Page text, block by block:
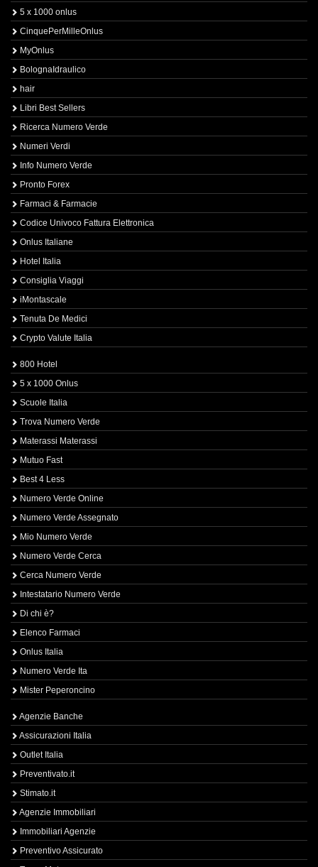
5 x 1000 onlus
CinquePerMilleOnlus
MyOnlus
BolognaIdraulico
hair
Libri Best Sellers
Ricerca Numero Verde
Numeri Verdi
Info Numero Verde
Pronto Forex
Farmaci & Farmacie
Codice Univoco Fattura Elettronica
Onlus Italiane
Hotel Italia
Consiglia Viaggi
iMontascale
Tenuta De Medici
Crypto Valute Italia
800 Hotel
5 x 1000 Onlus
Scuole Italia
Trova Numero Verde
Materassi Materassi
Mutuo Fast
Best 4 Less
Numero Verde Online
Numero Verde Assegnato
Mio Numero Verde
Numero Verde Cerca
Cerca Numero Verde
Intestatario Numero Verde
Di chi è?
Elenco Farmaci
Onlus Italia
Numero Verde Ita
Mister Peperoncino
Agenzie Banche
Assicurazioni Italia
Outlet Italia
Preventivato.it
Stimato.it
Agenzie Immobiliari
Immobiliari Agenzie
Preventivo Assicurato